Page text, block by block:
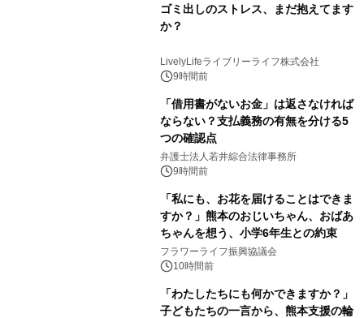
ゴミ出しのストレス、まだ抱えてます
か？
LivelyLifeライブリーライフ株式会社
9時間前
「借用書がないお金」は返さなければ
ならない？支払義務の有無を分ける5
つの確認点
弁護士法人若井綜合法律事務所
9時間前
「私にも、お花を届けることはできま
すか？」熊本のおじいちゃん、おばあ
ちゃんを想う、小学6年生との約束
フラワーライフ振興協議会
10時間前
「わたしたちにも何かできますか？」
子どもたちの一言から、熊本支援の輪